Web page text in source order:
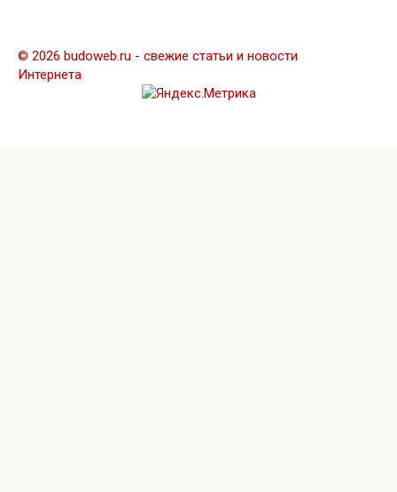
© 2026 budoweb.ru - свежие статьи и новости
Интернета